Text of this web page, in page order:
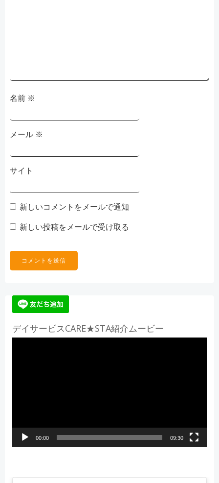
名前 ※
メール ※
サイト
新しいコメントをメールで通知
新しい投稿をメールで受け取る
デイサービスCARE★STA紹介ムービー
00:00 09:30